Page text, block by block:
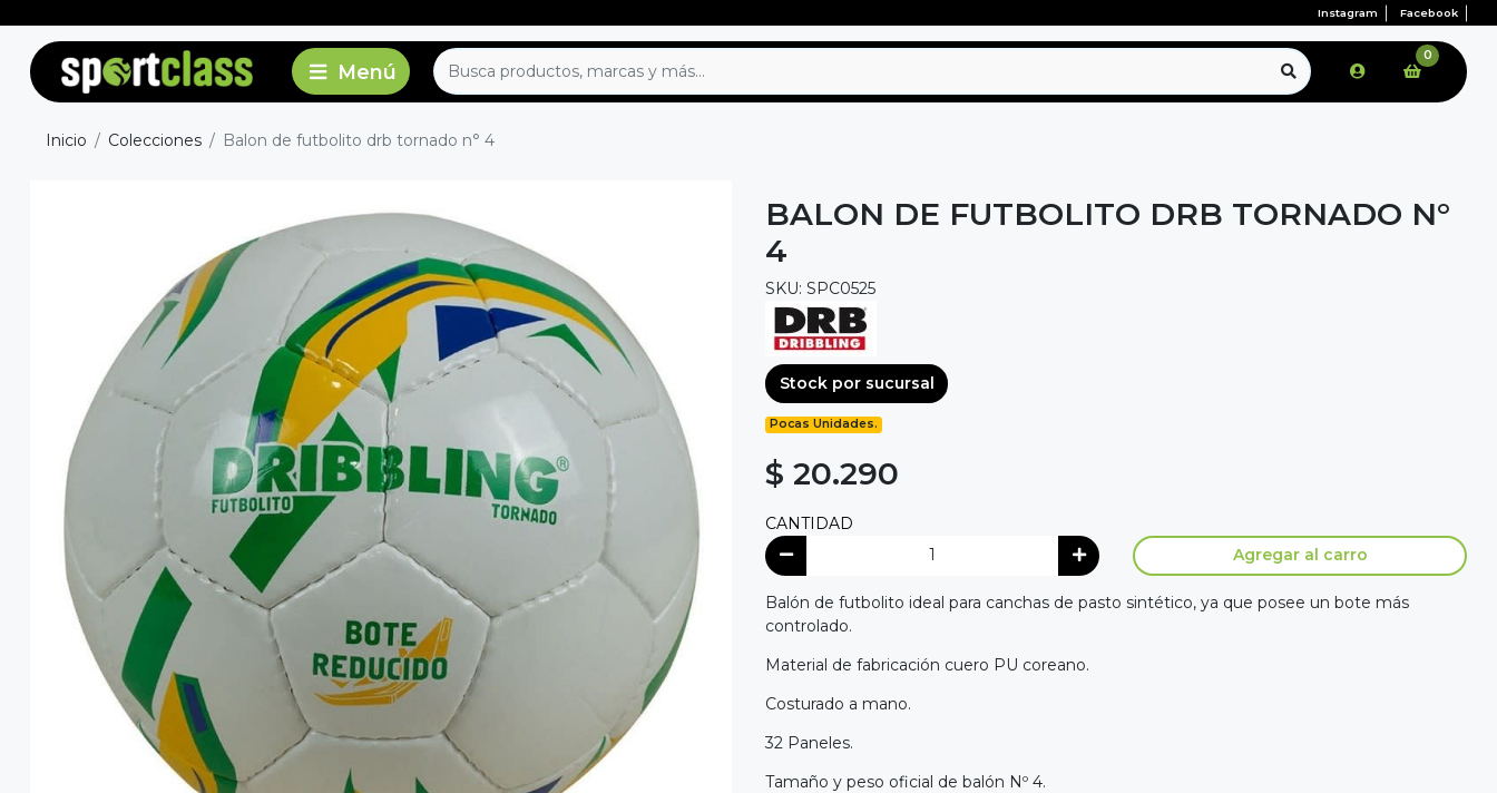
Instagram Facebook
0
Inicio Colecciones Balon de futbolito drb tornado n° 4
BALON DE FUTBOLITO DRB TORNADO N°
4
SKU: SPC0525
Stock por sucursal
Pocas Unidades.
$ 20.290
CANTIDAD
Agregar al carro
Balón de futbolito ideal para canchas de pasto sintético, ya que posee un bote más
controlado.
Material de fabricación cuero PU coreano.
Costurado a mano.
32 Paneles.
Tamaño y peso oficial de balón Nº 4.